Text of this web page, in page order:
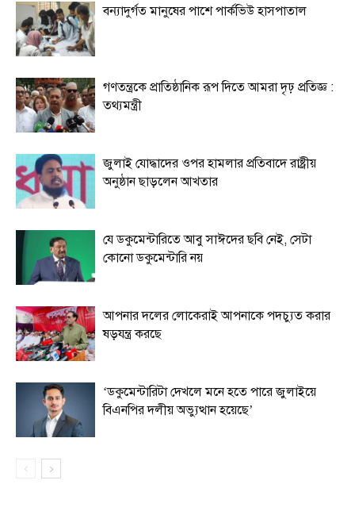
বন্যাদুর্গত মানুষের পাশে পার্কভিউ হাসপাতাল
গণতন্ত্রকে প্রাতিষ্ঠানিক রূপ দিতে আমরা দৃঢ় প্রতিজ্ঞ :
তথ্যমন্ত্রী
জুলাই যোদ্ধাদের ওপর হামলার প্রতিবাদে রাষ্ট্রীয়
অনুষ্ঠান ছাড়লেন আখতার
যে ডকুমেন্টারিতে আবু সাঈদের ছবি নেই, সেটা
কোনো ডকুমেন্টারি নয়
আপনার দলের লোকেরাই আপনাকে পদচ্যুত করার
ষড়যন্ত্র করছে
‘ডকুমেন্টারিটা দেখলে মনে হতে পারে জুলাইয়ে
বিএনপির দলীয় অভ্যুত্থান হয়েছে’